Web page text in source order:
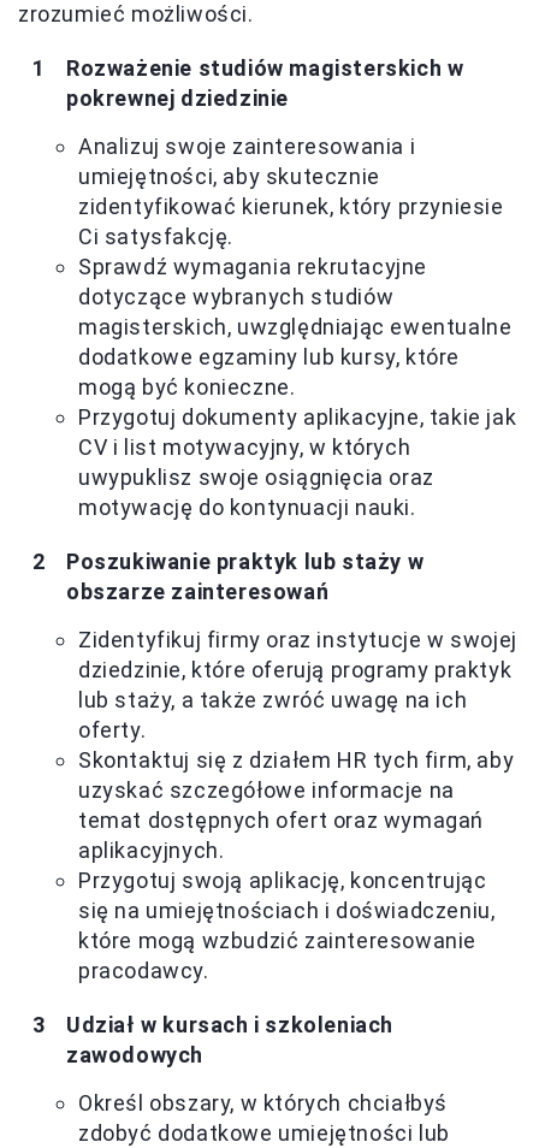
zrozumieć możliwości.
Rozważenie studiów magisterskich w
pokrewnej dziedzinie
Analizuj swoje zainteresowania i
umiejętności, aby skutecznie
zidentyfikować kierunek, który przyniesie
Ci satysfakcję.
Sprawdź wymagania rekrutacyjne
dotyczące wybranych studiów
magisterskich, uwzględniając ewentualne
dodatkowe egzaminy lub kursy, które
mogą być konieczne.
Przygotuj dokumenty aplikacyjne, takie jak
CV i list motywacyjny, w których
uwypuklisz swoje osiągnięcia oraz
motywację do kontynuacji nauki.
Poszukiwanie praktyk lub staży w
obszarze zainteresowań
Zidentyfikuj firmy oraz instytucje w swojej
dziedzinie, które oferują programy praktyk
lub staży, a także zwróć uwagę na ich
oferty.
Skontaktuj się z działem HR tych firm, aby
uzyskać szczegółowe informacje na
temat dostępnych ofert oraz wymagań
aplikacyjnych.
Przygotuj swoją aplikację, koncentrując
się na umiejętnościach i doświadczeniu,
które mogą wzbudzić zainteresowanie
pracodawcy.
Udział w kursach i szkoleniach
zawodowych
Określ obszary, w których chciałbyś
zdobyć dodatkowe umiejętności lub